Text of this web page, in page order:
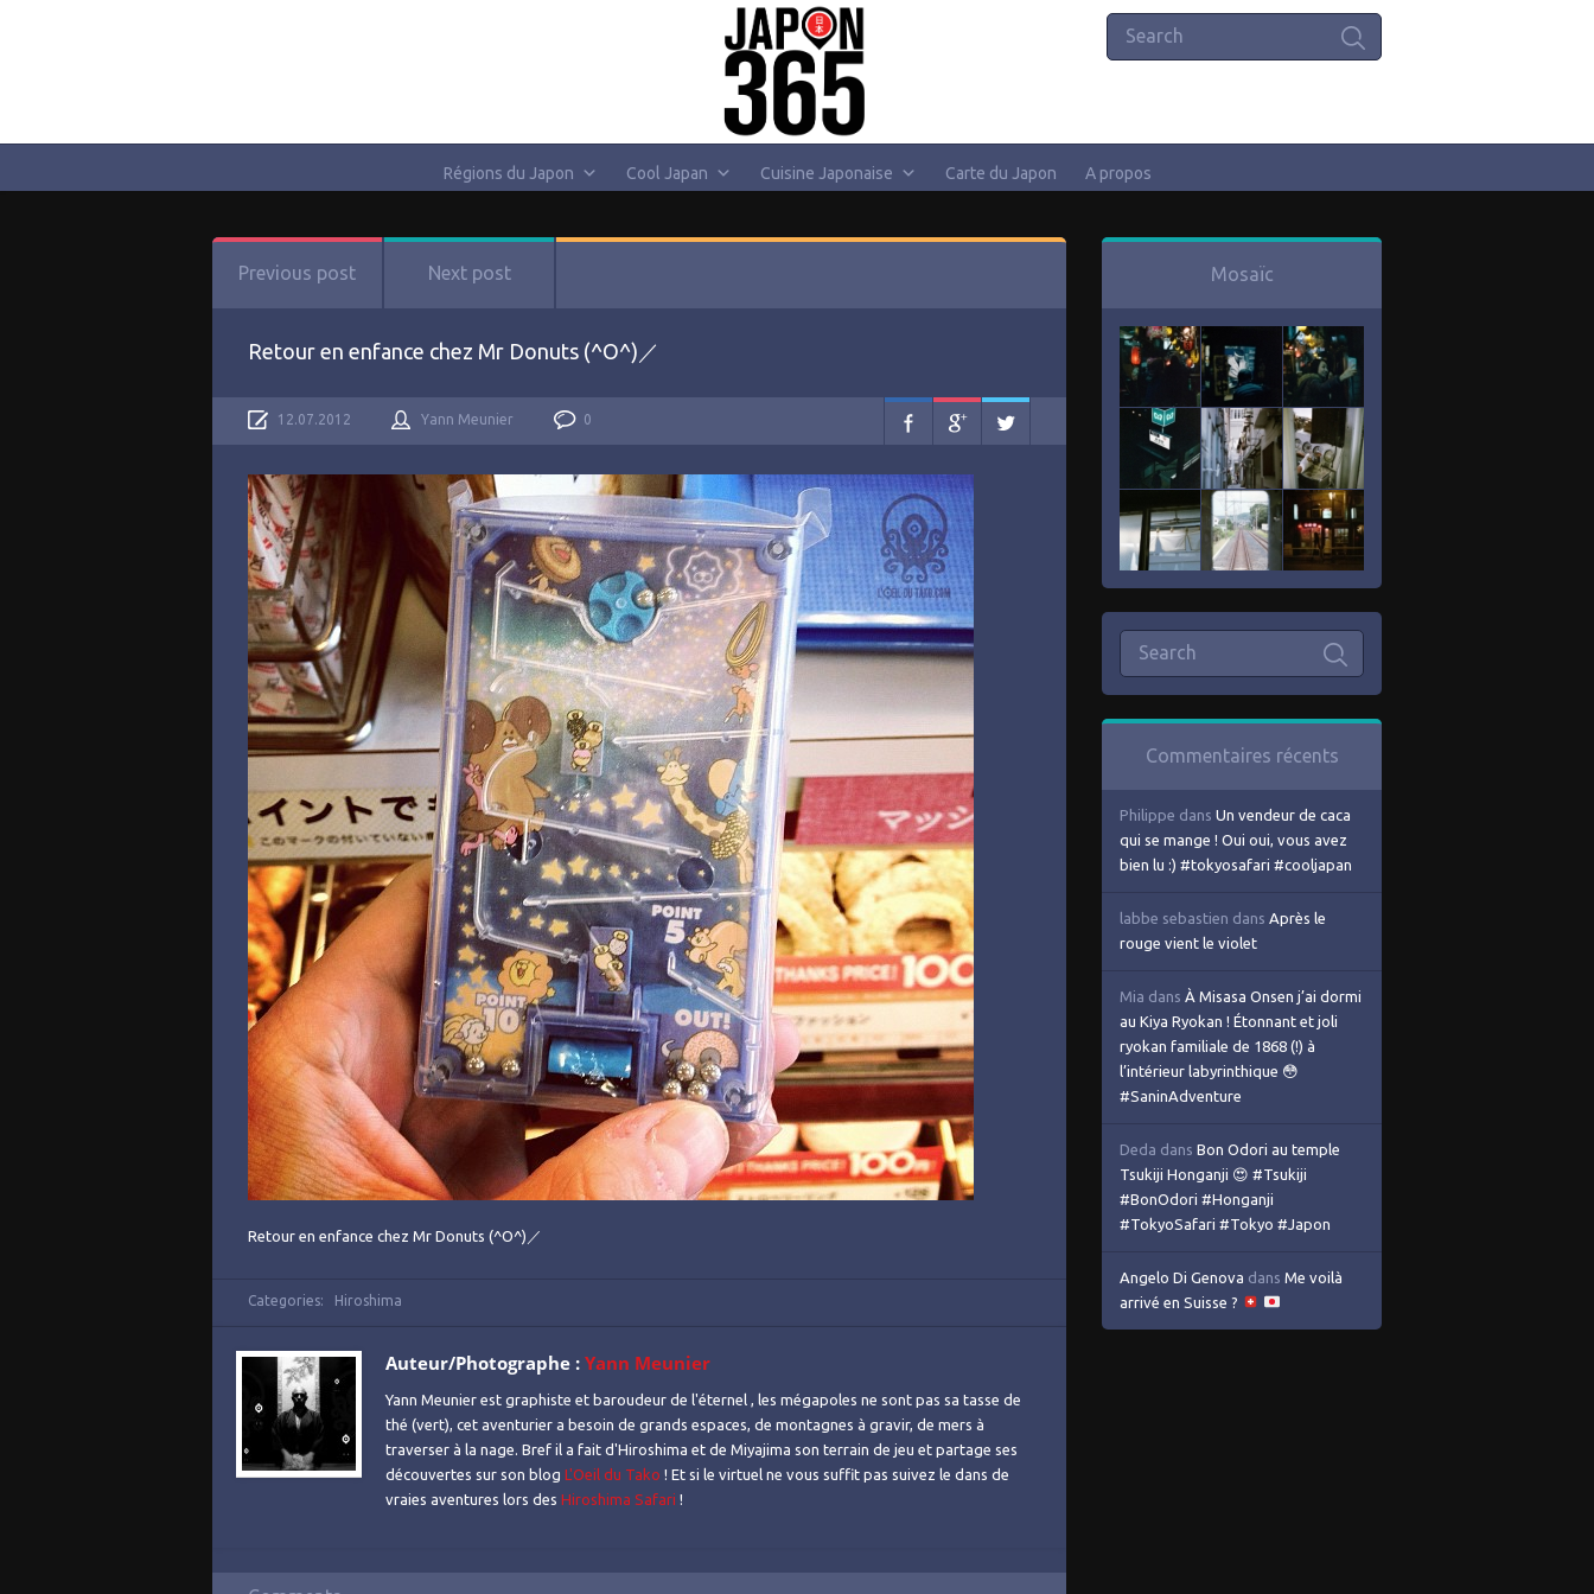
Régions du Japon Cool Japan Cuisine Japonaise Carte du Japon A propos
Previous post Next post
Retour en enfance chez Mr Donuts (^O^)／
12.07.2012 Yann Meunier 0
Retour en enfance chez Mr Donuts (^O^)／
Categories: Hiroshima
Auteur/Photographe : Yann Meunier
Yann Meunier est graphiste et baroudeur de l'éternel , les mégapoles ne sont pas sa tasse de
thé (vert), cet aventurier a besoin de grands espaces, de montagnes à gravir, de mers à
traverser à la nage. Bref il a fait d'Hiroshima et de Miyajima son terrain de jeu et partage ses
découvertes sur son blog L'Oeil du Tako ! Et si le virtuel ne vous suffit pas suivez le dans de
vraies aventures lors des Hiroshima Safari !
Mosaïc
Commentaires récents
Philippe dans Un vendeur de caca
qui se mange ! Oui oui, vous avez
bien lu :) #tokyosafari #cooljapan
labbe sebastien dans Après le
rouge vient le violet
Mia dans À Misasa Onsen j’ai dormi
au Kiya Ryokan ! Étonnant et joli
ryokan familiale de 1868 (!) à
l’intérieur labyrinthique 😳
#SaninAdventure
Deda dans Bon Odori au temple
Tsukiji Honganji 😍 #Tsukiji
#BonOdori #Honganji
#TokyoSafari #Tokyo #Japon
Angelo Di Genova dans Me voilà
arrivé en Suisse ?